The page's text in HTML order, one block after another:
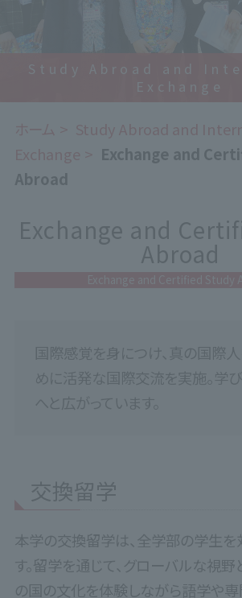
Exchange and
Abroad
Exchange and
Abroad
交換留学
本学の交換留学は、全学部の学生を
す。留学を通じて、グローバルな視野
の国の文化を体験しながら語学や